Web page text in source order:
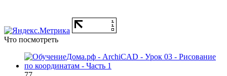
Что посмотреть